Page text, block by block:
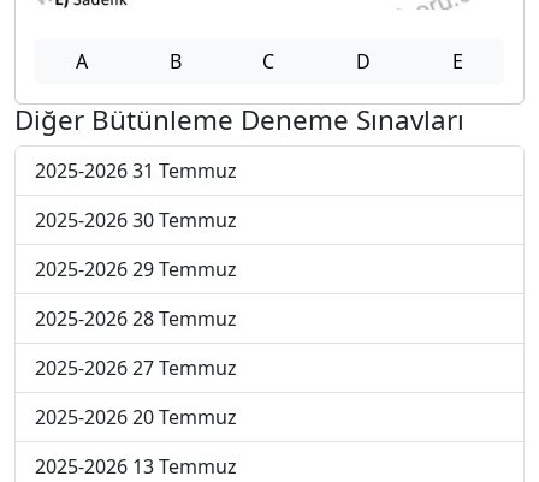
A B C D E
Diğer Bütünleme Deneme Sınavları
2025-2026 31 Temmuz
2025-2026 30 Temmuz
2025-2026 29 Temmuz
2025-2026 28 Temmuz
2025-2026 27 Temmuz
2025-2026 20 Temmuz
2025-2026 13 Temmuz